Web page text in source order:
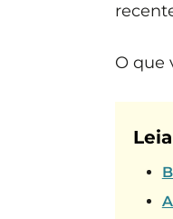
O que